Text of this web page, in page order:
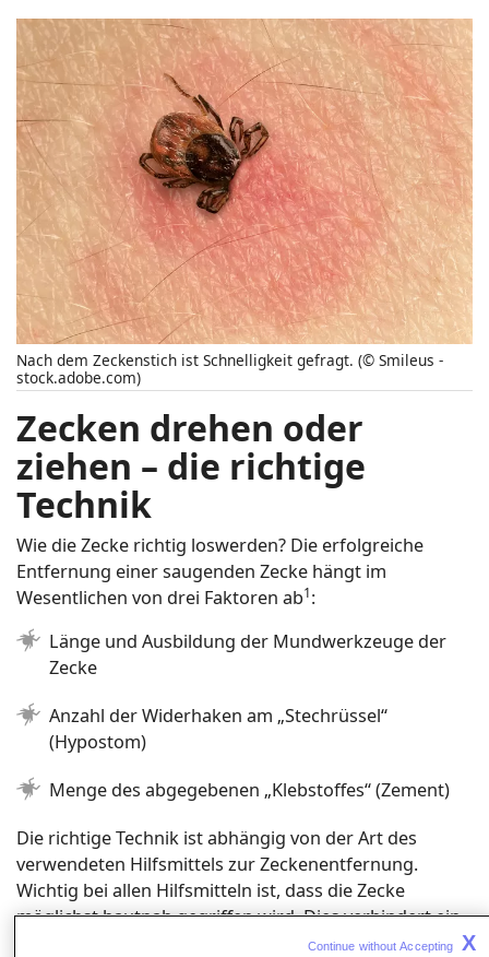
Nach dem Zeckenstich ist Schnelligkeit gefragt. (© Smileus -
stock.adobe.com)
Zecken drehen oder
ziehen – die richtige
Technik
Wie die Zecke richtig loswerden? Die erfolgreiche
Entfernung einer saugenden Zecke hängt im
Wesentlichen von drei Faktoren ab1:
Länge und Ausbildung der Mundwerkzeuge der
Zecke
Anzahl der Widerhaken am „Stechrüssel“
(Hypostom)
Menge des abgegebenen „Klebstoffes“ (Zement)
Die richtige Technik ist abhängig von der Art des
verwendeten Hilfsmittels zur Zeckenentfernung.
Wichtig bei allen Hilfsmitteln ist, dass die Zecke
möglichst hautnah gegriffen wird. Dies verhindert ein
Quetschen der Zecke und somit auch die Freigabe von
Continue without Accepting X